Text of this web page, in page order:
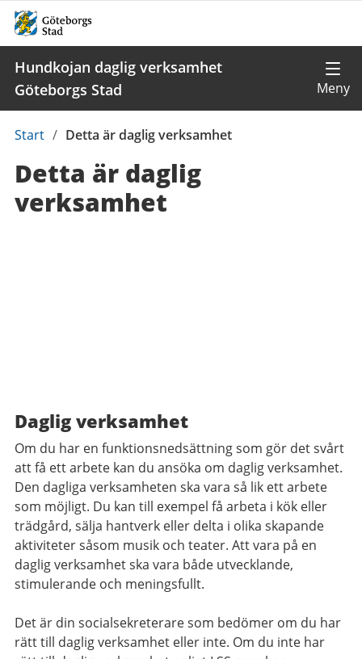
Hundkojan daglig verksamhet
Göteborgs Stad
Du
här:
Start / Detta är daglig verksamhet
Detta är daglig
verksamhet
Daglig verksamhet
Om du har en funktionsnedsättning som gör det svårt
att få ett arbete kan du ansöka om daglig verksamhet.
Den dagliga verksamheten ska vara så lik ett arbete
som möjligt. Du kan till exempel få arbeta i kök eller
trädgård, sälja hantverk eller delta i olika skapande
aktiviteter såsom musik och teater. Att vara på en
daglig verksamhet ska vara både utvecklande,
stimulerande och meningsfullt.
Det är din socialsekreterare som bedömer om du har
rätt till daglig verksamhet eller inte. Om du inte har